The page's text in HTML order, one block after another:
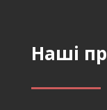
Наші